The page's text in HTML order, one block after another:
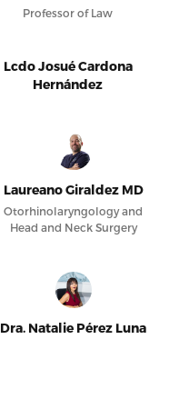
Professor of Law
Lcdo Josué Cardona
Hernández
Laureano Giraldez MD
Otorhinolaryngology and
Head and Neck Surgery
Dra. Natalie Pérez Luna